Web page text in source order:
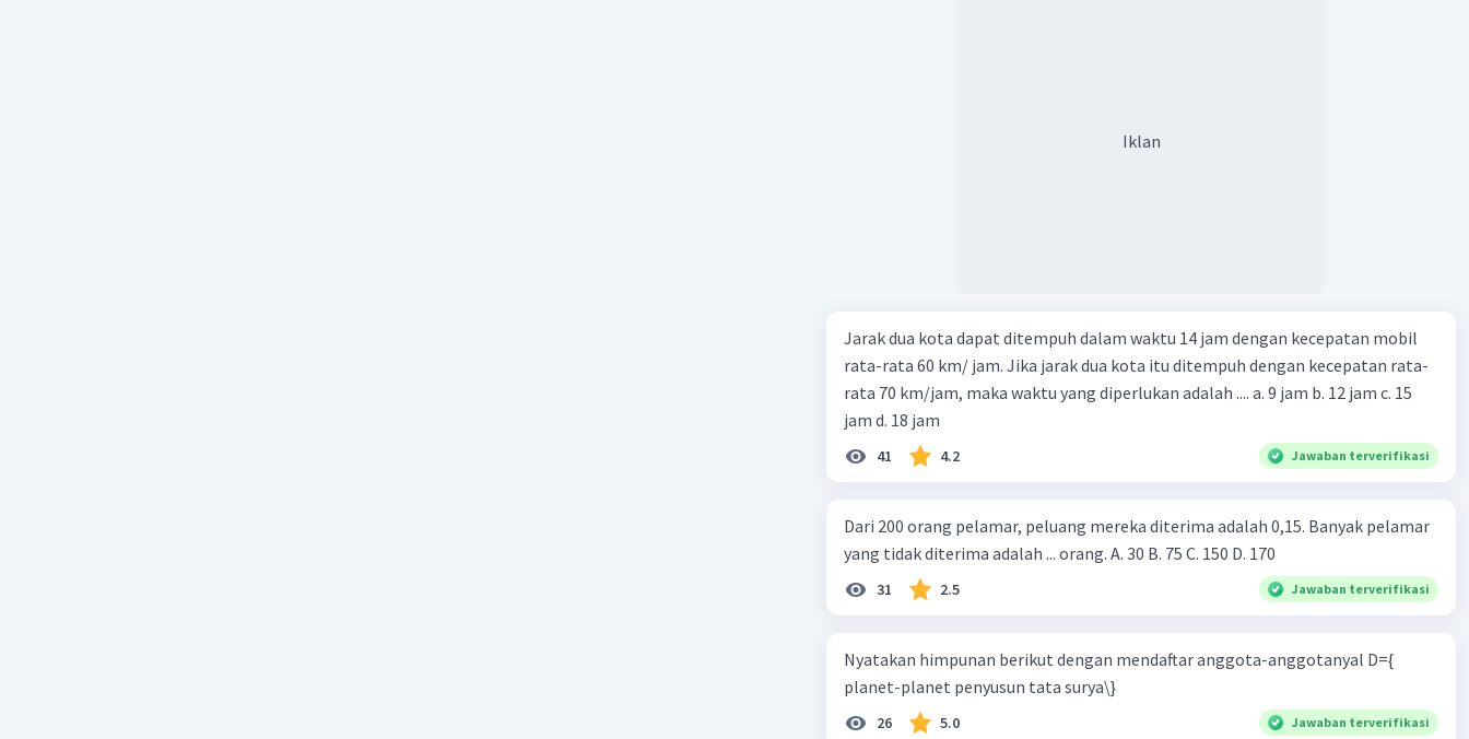
Iklan
Jarak dua kota dapat ditempuh dalam waktu 14 jam dengan kecepatan mobil
rata-rata 60 km/ jam. Jika jarak dua kota itu ditempuh dengan kecepatan rata-
rata 70 km/jam, maka waktu yang diperlukan adalah .... a. 9 jam b. 12 jam c. 15
jam d. 18 jam
41 4.2 Jawaban terverifikasi
Dari 200 orang pelamar, peluang mereka diterima adalah 0,15. Banyak pelamar
yang tidak diterima adalah ... orang. A. 30 B. 75 C. 150 D. 170
31 2.5 Jawaban terverifikasi
Nyatakan himpunan berikut dengan mendaftar anggota-anggotanyal D={
planet-planet penyusun tata surya\}
26 5.0 Jawaban terverifikasi